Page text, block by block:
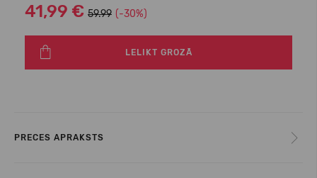
41,99 € 59.99 (-30%)
LELIKT GROZĀ
PRECES APRAKSTS